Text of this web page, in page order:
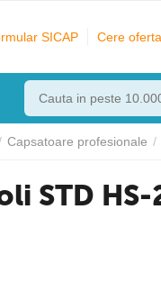
SICAP Cere
Capsatoare profesionale /
STD